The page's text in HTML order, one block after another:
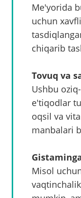
Me'yorida
uchun
chiqarib
Tovuq va
Ushbu
e'tiqodlar
oqsil va
manbalari
Misol